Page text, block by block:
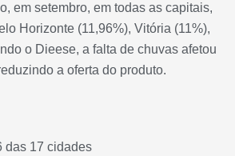
em setembro, em todas as capitais,
Horizonte (11,96%), Vitória (11%),
o Dieese, a falta de chuvas afetou
a oferta do produto.
das 17 cidades